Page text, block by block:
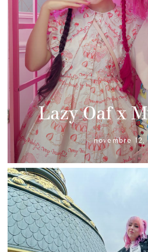
Lazy Oaf x
novembre 12,